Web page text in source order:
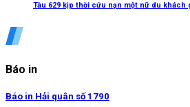
Tàu 629 kịp thời cứu nạn một nữ du khách
Báo in
Báo in Hải quân số 1790